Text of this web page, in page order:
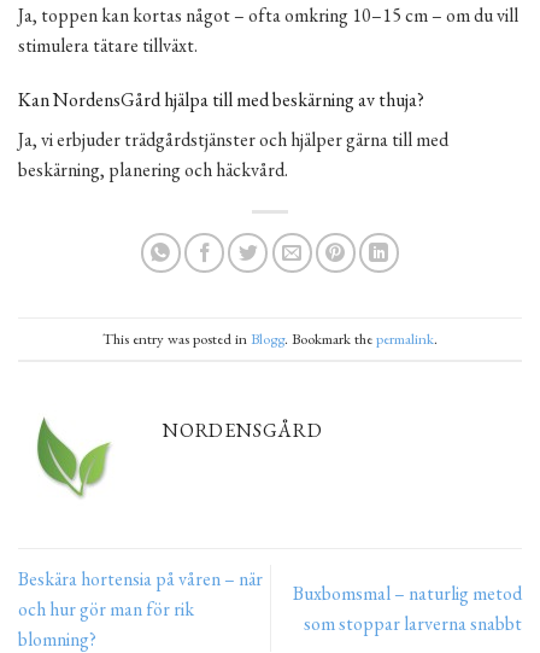
Ja, toppen kan kortas något – ofta omkring 10–15 cm – om du vill
stimulera tätare tillväxt.
Kan NordensGård hjälpa till med beskärning av thuja?
Ja, vi erbjuder trädgårdstjänster och hjälper gärna till med
beskärning, planering och häckvård.
This entry was posted in Blogg. Bookmark thepermalink.
NORDENSGÅRD
Beskära hortensia på våren – när
och hur gör man för rik
blomning?
Buxbomsmal – naturlig metod
som stoppar larverna snabbt